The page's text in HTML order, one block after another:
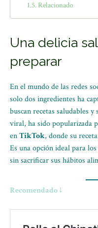
Relacionado
Una delicia
preparar
En el mundo de las redes
solo dos ingredientes ha
buscan recetas saludables
viral, ha sido popularizada
enTikTok, donde su
Es una opción ideal para
sin sacrificar sus hábitos
Recomendado ↓